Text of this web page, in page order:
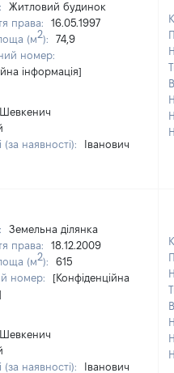
Житловий будинок
права:
16.05.1997
(м2):
74,9
номер:
інформація]
Шевкенич
(за наявності):
Іванович
Земельна ділянка
права:
18.12.2009
(м2):
615
номер:
[Конфіденційна
Шевкенич
(за наявності):
Іванович